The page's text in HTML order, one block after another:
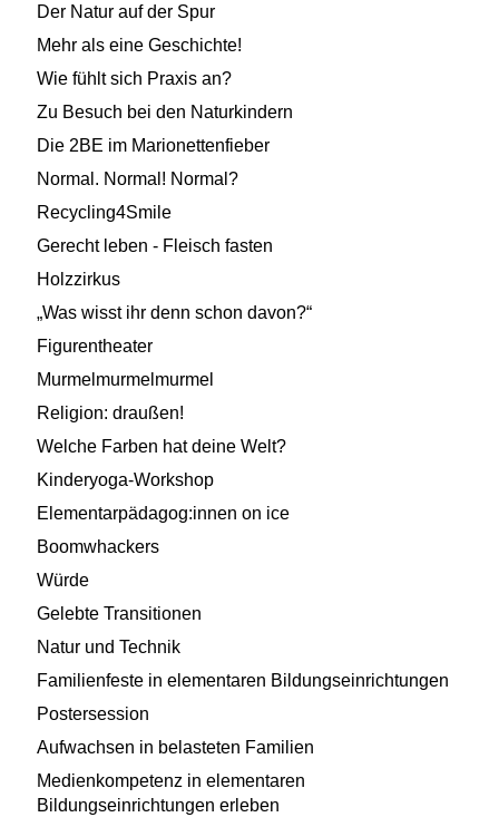
Der Natur auf der Spur
Mehr als eine Geschichte!
Wie fühlt sich Praxis an?
Zu Besuch bei den Naturkindern
Die 2BE im Marionettenfieber
Normal. Normal! Normal?
Recycling4Smile
Gerecht leben - Fleisch fasten
Holzzirkus
„Was wisst ihr denn schon davon?“
Figurentheater
Murmelmurmelmurmel
Religion: draußen!
Welche Farben hat deine Welt?
Kinderyoga-Workshop
Elementarpädagog:innen on ice
Boomwhackers
Würde
Gelebte Transitionen
Natur und Technik
Familienfeste in elementaren Bildungseinrichtungen
Postersession
Aufwachsen in belasteten Familien
Medienkompetenz in elementaren
Bildungseinrichtungen erleben